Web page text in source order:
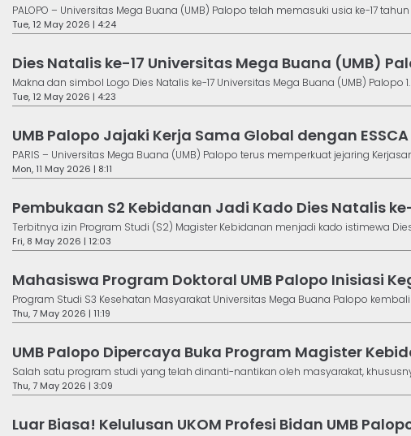
PALOPO – Universitas Mega Buana (UMB) Palopo telah memasuki usia ke-17 tahun
Tue, 12 May 2026 | 4:24
Dies Natalis ke-17 Universitas Mega Buana (UMB)
Makna dan simbol Logo Dies Natalis ke-17 Universitas Mega Buana (UMB) Palopo 1.
Tue, 12 May 2026 | 4:23
UMB Palopo Jajaki Kerja Sama Global dengan
PARIS – Universitas Mega Buana (UMB) Palopo terus memperkuat jejaring
Mon, 11 May 2026 | 8:11
Pembukaan S2 Kebidanan Jadi Kado Dies Natalis ke-
Terbitnya izin Program Studi (S2) Magister Kebidanan menjadi kado istimewa Dies
Fri, 8 May 2026 | 12:03
Mahasiswa Program Doktoral UMB Palopo Inisiasi
Program Studi S3 Kesehatan Masyarakat Universitas Mega Buana Palopo kembali
Thu, 7 May 2026 | 11:19
UMB Palopo Dipercaya Buka Program Magister
Salah satu program studi yang telah dinanti-nantikan oleh masyarakat,
Thu, 7 May 2026 | 3:09
Luar Biasa! Kelulusan UKOM Profesi Bidan UMB